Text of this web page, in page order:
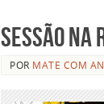
Sessão
POR MATE COM